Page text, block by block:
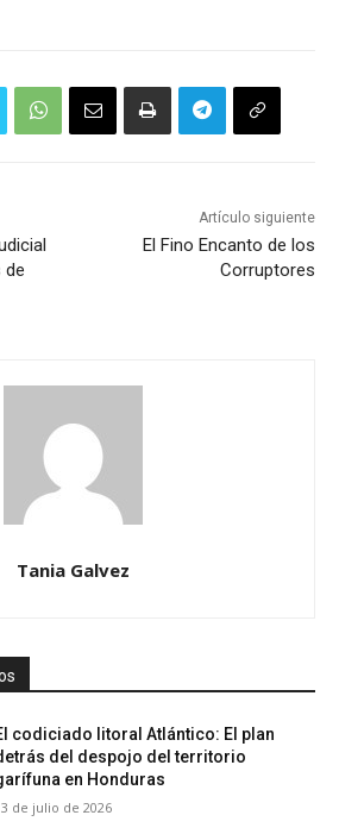
de
Artículo siguiente
El Fino Encanto de los
Corruptores
Tania Galvez
codiciado litoral Atlántico: El plan
del despojo del territorio
en Honduras
de julio de 2026